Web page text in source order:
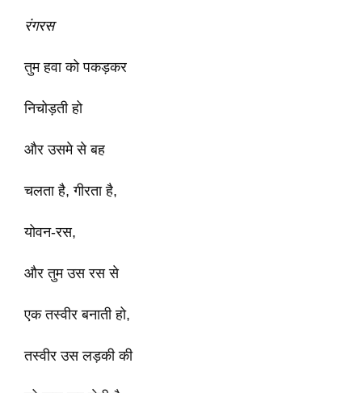
रंगरस
तुम हवा को पकड़कर
निचोड़ती हो
और उसमे से बह
चलता है, गीरता है,
योवन-रस,
और तुम उस रस से
एक तस्वीर बनाती हो,
तस्वीर उस लड़की की